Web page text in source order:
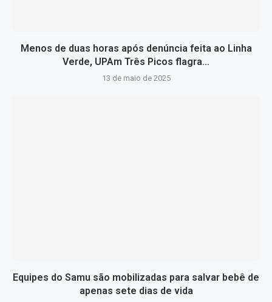
Menos de duas horas após denúncia feita ao Linha
Verde, UPAm Três Picos flagra...
13 de maio de 2025
Equipes do Samu são mobilizadas para salvar bebê de
apenas sete dias de vida